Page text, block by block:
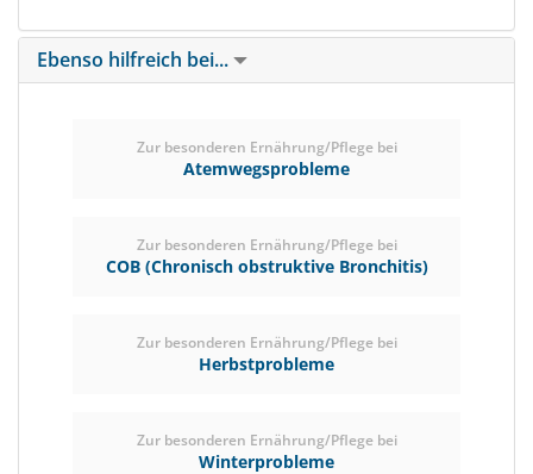
Ebenso hilfreich bei...
Zur besonderen Ernährung/Pflege bei
Atemwegsprobleme
Zur besonderen Ernährung/Pflege bei
COB (Chronisch obstruktive Bronchitis)
Zur besonderen Ernährung/Pflege bei
Herbstprobleme
Zur besonderen Ernährung/Pflege bei
Winterprobleme